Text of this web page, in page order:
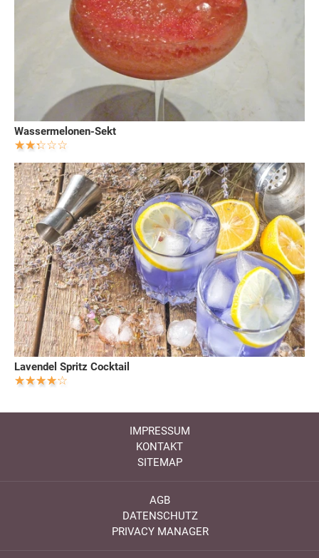
Wassermelonen-Sekt
Lavendel Spritz Cocktail
IMPRESSUM
KONTAKT
SITEMAP
AGB
DATENSCHUTZ
PRIVACY MANAGER